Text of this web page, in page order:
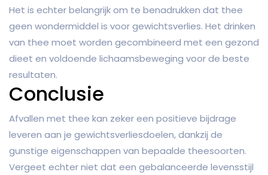
Het is echter belangrijk om te benadrukken dat thee
geen wondermiddel is voor gewichtsverlies. Het drinken
van thee moet worden gecombineerd met een gezond
dieet en voldoende lichaamsbeweging voor de beste
resultaten.
Conclusie
Afvallen met thee kan zeker een positieve bijdrage
leveren aan je gewichtsverliesdoelen, dankzij de
gunstige eigenschappen van bepaalde theesoorten.
Vergeet echter niet dat een gebalanceerde levensstijl